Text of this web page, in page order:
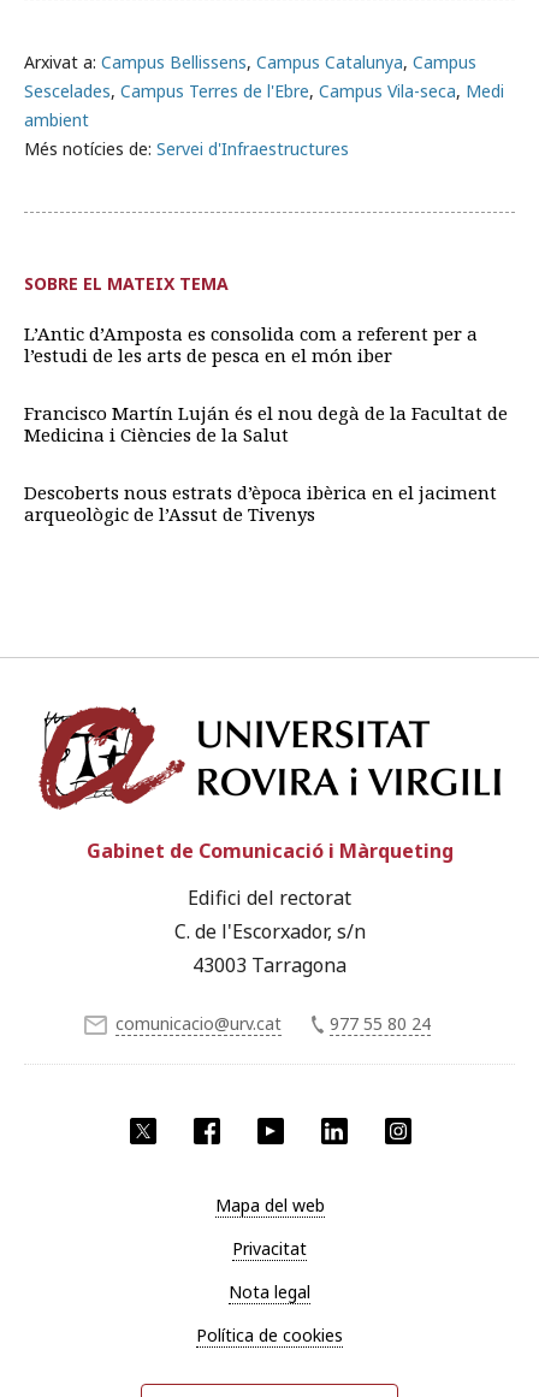
Arxivat a: Campus Bellissens, Campus Catalunya, Campus
Sescelades, Campus Terres de l'Ebre, Campus Vila-seca, Medi
ambient
Més notícies de: Servei d'Infraestructures
SOBRE EL MATEIX TEMA
L’Antic d’Amposta es consolida com a referent per a
l’estudi de les arts de pesca en el món iber
Francisco Martín Luján és el nou degà de la Facultat de
Medicina i Ciències de la Salut
Descoberts nous estrats d’època ibèrica en el jaciment
arqueològic de l’Assut de Tivenys
Facebook YouTube LinkedIn
Gabinet de Comunicació i Màrqueting
Edifici del rectorat
C. de l'Escorxador, s/n
43003 Tarragona
comunicacio@urv.cat 977 55 80 24
Mapa del web
Privacitat
Nota legal
Política de cookies